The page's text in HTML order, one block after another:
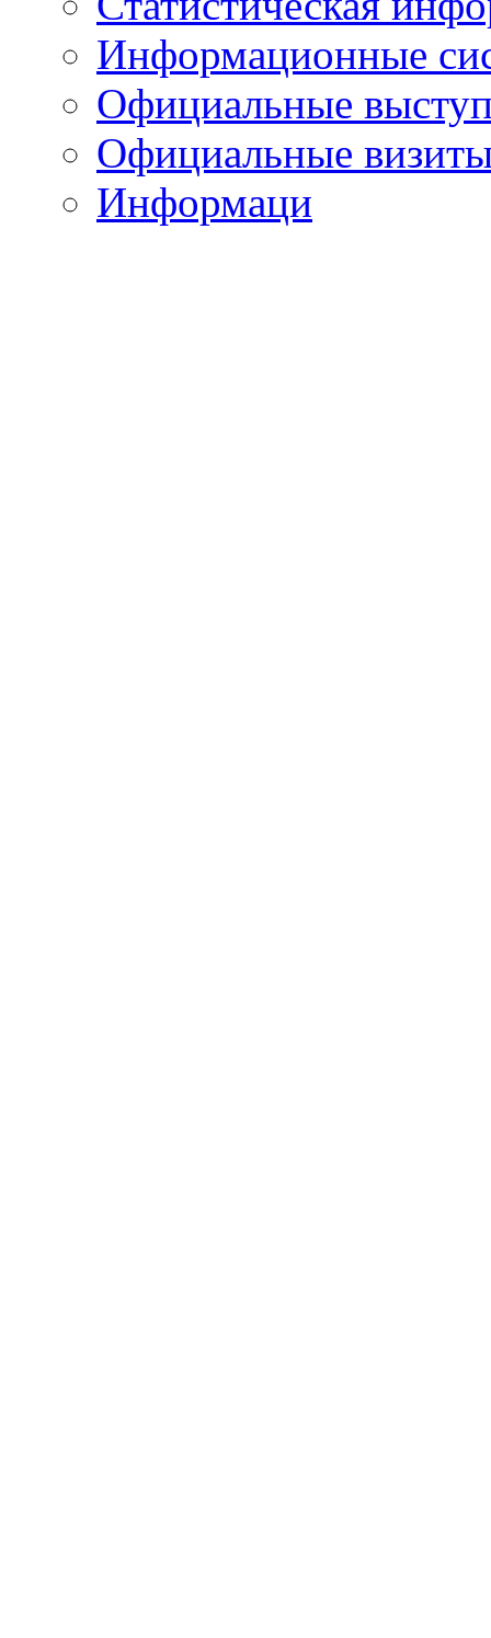
Информационные
Официальные
Официальные
Информаци